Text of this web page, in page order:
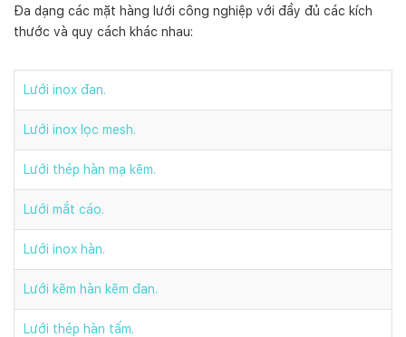
Đa dạng các mặt hàng lưới công nghiệp với đầy đủ các kích
thước và quy cách khác nhau:
Lưới inox đan.
Lưới inox lọc mesh.
Lưới thép hàn mạ kẽm.
Lưới mắt cáo.
Lưới inox hàn.
Lưới kẽm hàn kẽm đan.
Lưới thép hàn tấm.